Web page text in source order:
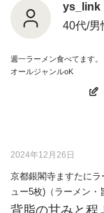
ys_link
40代/男
週一ラーメン食べてます。
オールジャンルoK
2024年12月26日
京都銀閣寺ますたに
ュー5枚)（ラーメン・
背脂の甘みと程